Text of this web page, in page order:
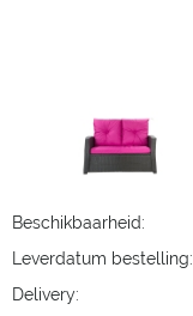
Beschikbaarheid:
Leverdatum bestelling:
Delivery: